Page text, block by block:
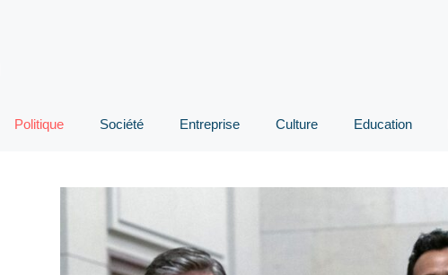
Politique Société Entreprise Culture Education